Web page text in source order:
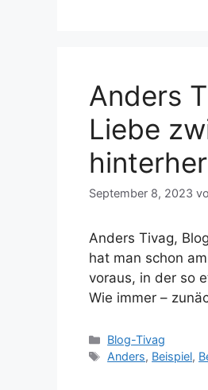
Anders
Liebe
September 8, 2023
Anders Tivag,
hat man schon
voraus, in der so
Wie immer –
Kategorien
Blog-Tivag
Schlagwörter
Anders, Beispiel,